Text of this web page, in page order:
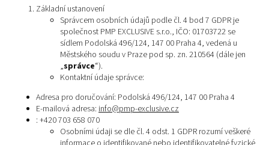
Základní ustanovení
Správcem osobních údajů podle čl. 4 bod 7 GDPR je
společnost PMP EXCLUSIVE s.r.o., IČO: 01703722 se
sídlem Podolská 496/124, 147 00 Praha 4, vedená u
Městského soudu v Praze pod sp. zn. 210564 (dále jen
„správce“).
Kontaktní údaje správce:
Adresa pro doručování: Podolská 496/124, 147 00 Praha 4
E-mailová adresa: info@pmp-exclusive.cz
: +420 703 658 070
Osobními údaji se dle čl. 4 odst. 1 GDPR rozumí veškeré